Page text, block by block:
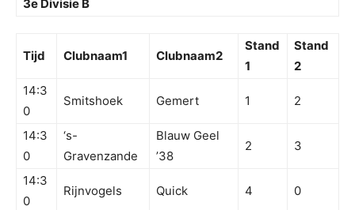
3e Divisie B
Tijd Clubnaam1 Clubnaam2
Stand
1
Stand
2
14:3
0
Smitshoek Gemert 1 2
14:3
0
‘s-
Gravenzande
Blauw Geel
’38
2 3
14:3
0
Rijnvogels Quick 4 0